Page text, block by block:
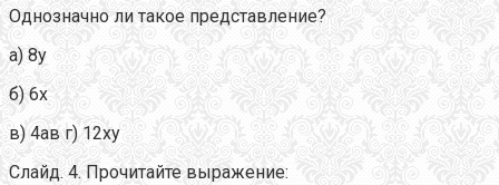
Однозначно ли такое представление?
а) 8у
б) 6х
в) 4ав г) 12ху
Слайд. 4. Прочитайте выражение: